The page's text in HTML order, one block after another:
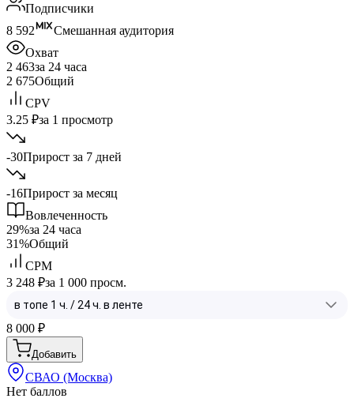
Подписчики
8 592
Смешанная аудитория
Охват
2 463за 24 часа
2 675Общий
CPV
3.25 ₽за 1 просмотр
-30Прирост за 7 дней
-16Прирост за месяц
Вовлеченность
29%за 24 часа
31%Общий
CPM
3 248 ₽за 1 000 просм.
8 000 ₽
Добавить
СВАО (Москва)
Нет баллов